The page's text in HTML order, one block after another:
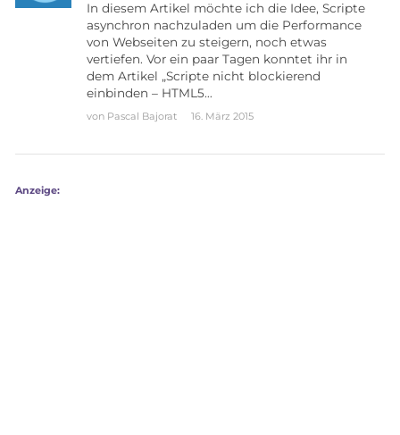
In diesem Artikel möchte ich die Idee, Scripte
asynchron nachzuladen um die Performance
von Webseiten zu steigern, noch etwas
vertiefen. Vor ein paar Tagen konntet ihr in
dem Artikel „Scripte nicht blockierend
einbinden – HTML5…
von Pascal Bajorat 16. März 2015
Anzeige: